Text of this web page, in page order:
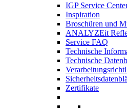
IGP Service
Inspiration
Broschüren und
ANALYZEit
Service FAQ
Technische
Technische
Zertifikate